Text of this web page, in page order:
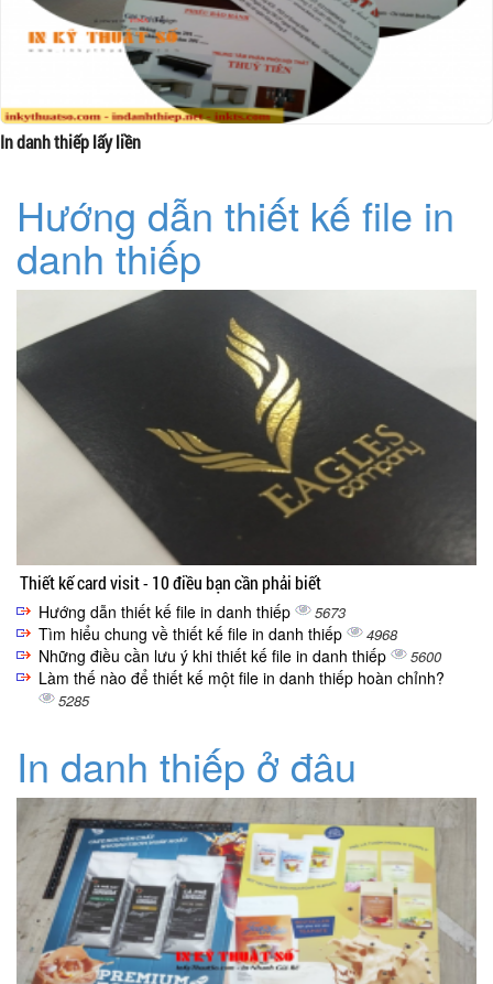
In danh thiếp lấy liền
Hướng dẫn thiết kế file in
danh thiếp
Thiết kế card visit - 10 điều bạn cần phải biết
Hướng dẫn thiết kế file in danh thiếp 5673
Tìm hiểu chung về thiết kế file in danh thiếp 4968
Những điều cần lưu ý khi thiết kế file in danh thiếp 5600
Làm thế nào để thiết kế một file in danh thiếp hoàn chỉnh?
5285
In danh thiếp ở đâu